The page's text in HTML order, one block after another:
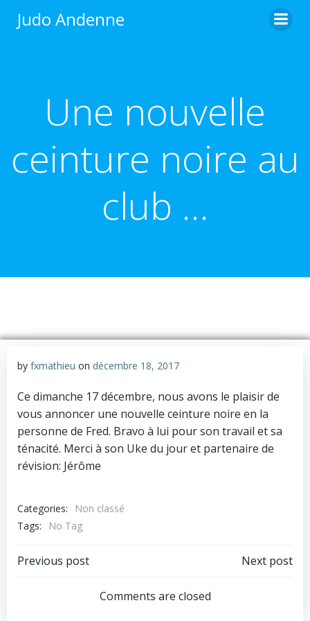
Judo Andenne
Une nouvelle
ceinture noire au
club …
by fxmathieu on décembre 18, 2017
Ce dimanche 17 décembre, nous avons le plaisir de
vous annoncer une nouvelle ceinture noire en la
personne de Fred. Bravo à lui pour son travail et sa
ténacité. Merci à son Uke du jour et partenaire de
révision: Jérôme
Categories:
Non classé
Tags:
No Tag
Post
navigation
Previous post
navigation
Next post
Comments are closed